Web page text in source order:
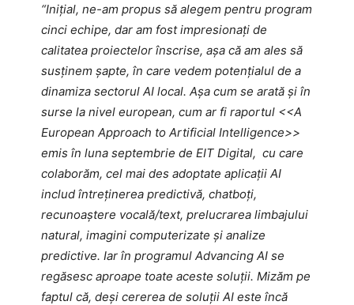
“Inițial, ne-am propus să alegem pentru program
cinci echipe, dar am fost impresionați de
calitatea proiectelor înscrise, așa că am ales să
susținem șapte, în care vedem potențialul de a
dinamiza sectorul AI local. Așa cum se arată și în
surse la nivel european, cum ar fi raportul <<A
European Approach to Artificial Intelligence>>
emis în luna septembrie de EIT Digital, cu care
colaborăm, cel mai des adoptate aplicații AI
includ întreținerea predictivă, chatboți,
recunoaștere vocală/text, prelucrarea limbajului
natural, imagini computerizate și analize
predictive. Iar în programul Advancing AI se
regăsesc aproape toate aceste soluții. Mizăm pe
faptul că, deși cererea de soluții AI este încă